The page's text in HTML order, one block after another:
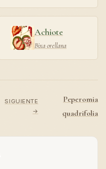
Achiote
Bixa orellana
SIGUIENTE
→
Peperomia
quadrifolia